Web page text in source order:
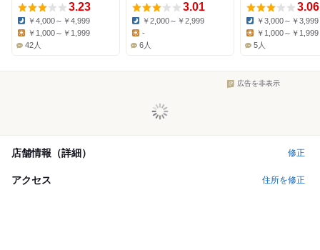
3.23
Dinner:
￥4,000～￥4,999
Lunch:
￥1,000～￥1,999
42人
3.01
Dinner:
￥2,000～￥2,999
Lunch:
-
6人
3.06
Dinner:
￥3,000～￥3,999
Lunch:
￥1,000～￥1,999
5人
広告を非表示
店舗情報（詳細） 修正
アクセス 住所を修正